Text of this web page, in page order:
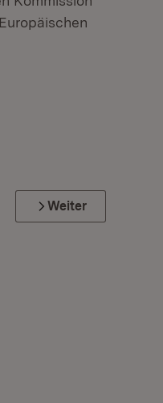
Weiter